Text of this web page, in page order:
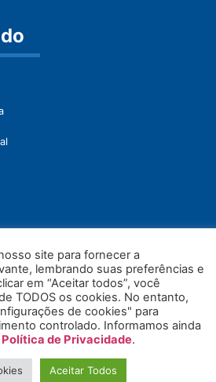
os Direitos Reservados.
site para fornecer a
lembrando suas preferências e
em “Aceitar todos”, você
TODOS os cookies. No entanto,
de cookies" para
controlado. Informamos ainda
Política de Privacidade.
Aceitar Todos